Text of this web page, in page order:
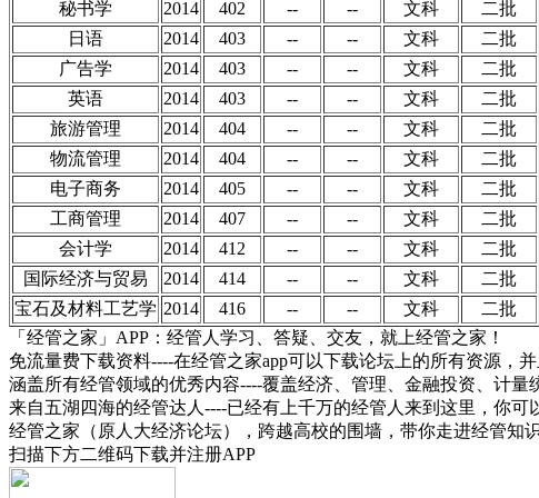
秘书学
2014 402 -- -- 文科
二批
日语
2014 403 -- -- 文科
二批
广告学
2014 403 -- -- 文科
二批
英语
2014 403 -- -- 文科
二批
旅游管理
2014 404 -- -- 文科
二批
物流管理
2014 404 -- -- 文科
二批
电子商务
2014 405 -- -- 文科
二批
工商管理
2014 407 -- -- 文科
二批
会计学
2014 412 -- -- 文科
二批
国际经济与贸易
2014 414 -- -- 文科
二批
宝石及材料工艺学 2014 416 -- -- 文科
二批
「经管之家」APP：经管人学习、答疑、交友，就上经管之家！
免流量费下载资料----在经管之家app可以下载论坛上的所有资源，
涵盖所有经管领域的优秀内容----覆盖经济、管理、金融投资、计
来自五湖四海的经管达人----已经有上千万的经管人来到这里，你可
经管之家（原人大经济论坛），跨越高校的围墙，带你走进经管知
扫描下方二维码下载并注册APP